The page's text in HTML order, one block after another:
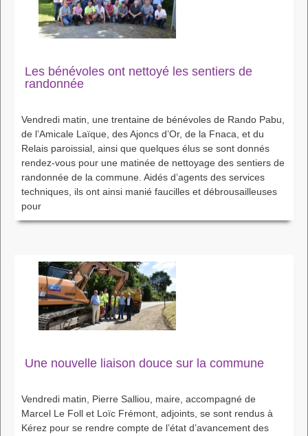
Les bénévoles ont nettoyé les sentiers de
randonnée
Vendredi matin, une trentaine de bénévoles de Rando Pabu,
de l’Amicale Laïque, des Ajoncs d’Or, de la Fnaca, et du
Relais paroissial, ainsi que quelques élus se sont donnés
rendez-vous pour une matinée de nettoyage des sentiers de
randonnée de la commune. Aidés d’agents des services
techniques, ils ont ainsi manié faucilles et débrousailleuses
pour
Une nouvelle liaison douce sur la commune
Vendredi matin, Pierre Salliou, maire, accompagné de
Marcel Le Foll et Loïc Frémont, adjoints, se sont rendus à
Kérez pour se rendre compte de l’état d’avancement des